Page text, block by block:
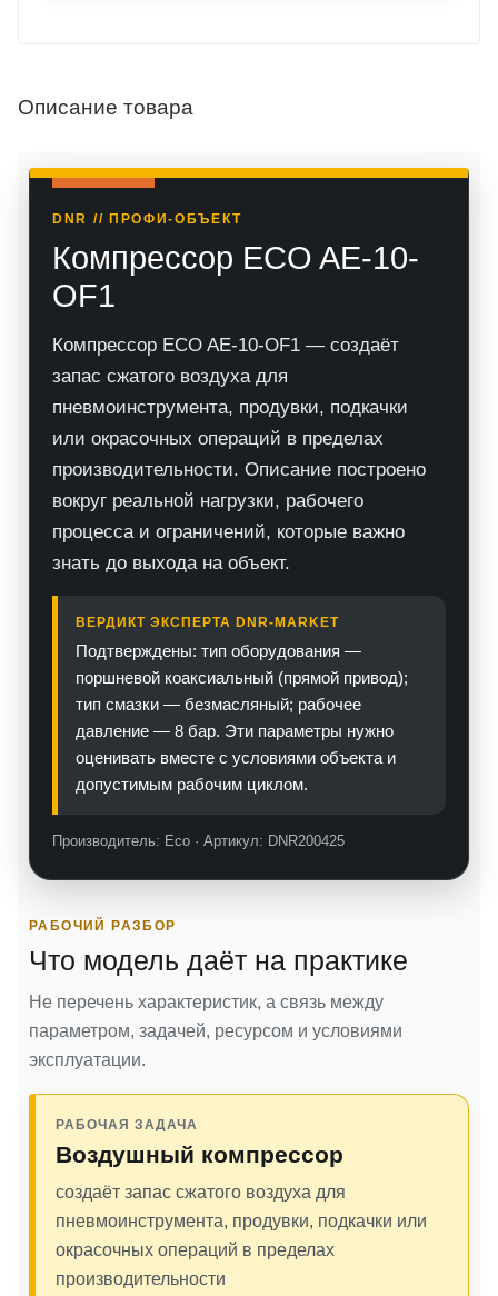
Описание товара
DNR // ПРОФИ-ОБЪЕКТ
Компрессор ECO AE-10-
OF1
Компрессор ECO AE-10-OF1 — создаёт
запас сжатого воздуха для
пневмоинструмента, продувки, подкачки
или окрасочных операций в пределах
производительности. Описание построено
вокруг реальной нагрузки, рабочего
процесса и ограничений, которые важно
знать до выхода на объект.
ВЕРДИКТ ЭКСПЕРТА DNR-MARKET
Подтверждены: тип оборудования —
поршневой коаксиальный (прямой привод);
тип смазки — безмасляный; рабочее
давление — 8 бар. Эти параметры нужно
оценивать вместе с условиями объекта и
допустимым рабочим циклом.
Производитель: Eco · Артикул: DNR200425
РАБОЧИЙ РАЗБОР
Что модель даёт на практике
Не перечень характеристик, а связь между
параметром, задачей, ресурсом и условиями
эксплуатации.
РАБОЧАЯ ЗАДАЧА
Воздушный компрессор
создаёт запас сжатого воздуха для
пневмоинструмента, продувки, подкачки или
окрасочных операций в пределах
производительности